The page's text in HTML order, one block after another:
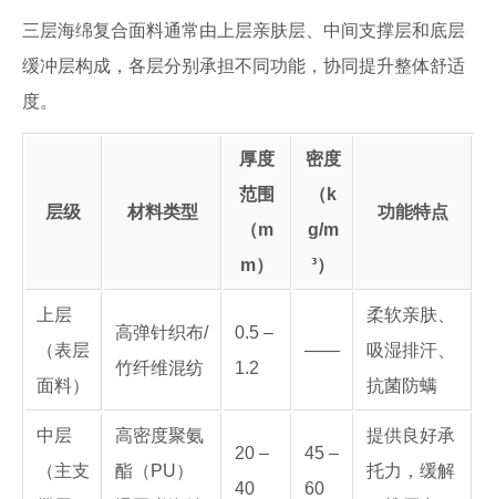
三层海绵复合面料通常由上层亲肤层、中间支撑层和底层
缓冲层构成，各层分别承担不同功能，协同提升整体舒适
度。
层级 材料类型
厚度
范围
（m
m）
密度
（k
g/m
³）
功能特点
上层
（表层
面料）
高弹针织布/
竹纤维混纺
0.5 –
1.2
——
柔软亲肤、
吸湿排汗、
抗菌防螨
中层
（主支
高密度聚氨
酯（PU）
20 –
40
45 –
60
提供良好承
托力，缓解